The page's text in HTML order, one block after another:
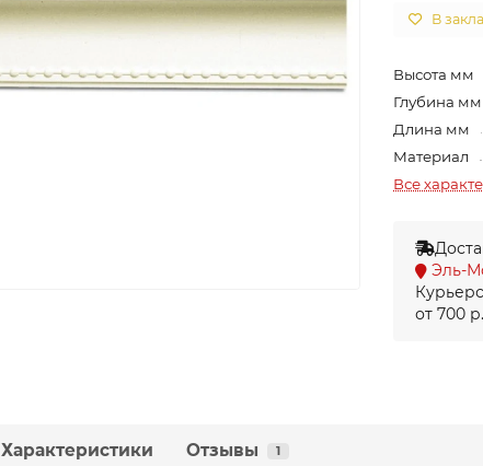
В
Высота мм
Глубина мм
Длина мм
Материал
Все
Эль-
от 700
Характеристики Отзывы 1